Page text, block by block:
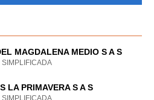
MAGDALENA MEDIO S A S
LA PRIMAVERA S A S